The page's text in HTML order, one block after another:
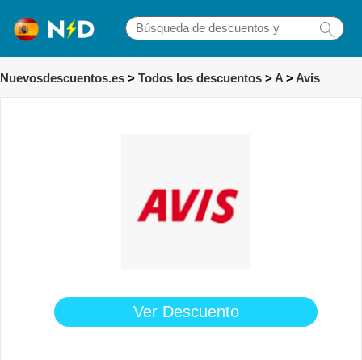
Nuevosdescuentos.es > Todos los descuentos > A > Avis
Ver Descuento